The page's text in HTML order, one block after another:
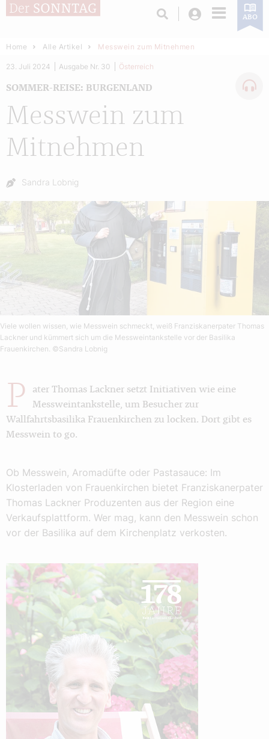
Login ABO
Home Alle Artikel Messwein zum Mitnehmen
Messwein zum
Mitnehmen
SOMMER-REISE: BURGENLAND
23. Juli 2024 Ausgabe Nr. 30 Österreich
Autor:
Sandra Lobnig
Viele wollen wissen, wie Messwein schmeckt, weiß Franziskanerpater Thomas
Lackner und kümmert sich um die Messweintankstelle vor der Basilika
Frauenkirchen. ©Sandra Lobnig
P
ater Thomas Lackner setzt Initiativen wie eine
Messweintankstelle, um Besucher zur
Wallfahrtsbasilika Frauenkirchen zu locken. Dort gibt es
Messwein to go.
Ob Messwein, Aromadüfte oder Pastasauce: Im
Klosterladen von Frauenkirchen bietet Franziskanerpater
Thomas Lackner Produzenten aus der Region eine
Verkaufsplattform. Wer mag, kann den Messwein schon
vor der Basilika auf dem Kirchenplatz verkosten.